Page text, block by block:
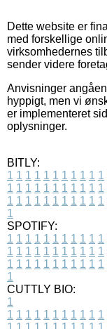
Dette website er
med forskellige
virksomhedernes
sender videre
Anvisninger
hyppigt, men vi
er implementeret
oplysninger.
BITLY:
1 1 1 1 1 1 1 1 1 1 1
1 1 1 1 1 1 1 1 1 1 1
1 1 1 1 1 1 1 1 1 1 1
1
SPOTIFY:
1 1 1 1 1 1 1 1 1 1 1
1 1 1 1 1 1 1 1 1 1 1
1 1 1 1 1 1 1 1 1 1 1
1
CUTTLY BIO:
1
1 1 1 1 1 1 1 1 1 1 1